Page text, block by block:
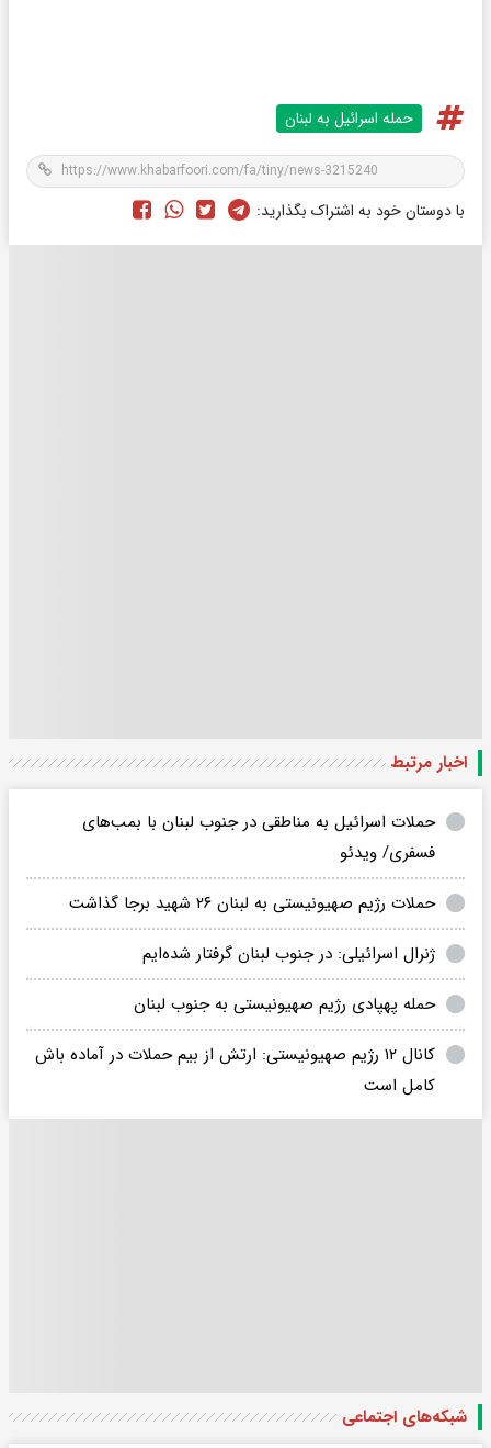
حمله اسرائیل به لبنان
با دوستان خود به اشتراک بگذارید:
اخبار مرتبط
حملات اسرائیل به مناطقی در جنوب لبنان با بمب‌های
فسفری/ ویدئو
حملات رژیم صهیونیستی به لبنان ۲۶ شهید برجا گذاشت
ژنرال اسرائیلی: در جنوب لبنان گرفتار شده‌ایم
حمله پهپادی رژیم صهیونیستی به جنوب لبنان
کانال ۱۲ رژیم صهیونیستی: ارتش از بیم حملات در آماده باش
کامل است
شبکه‌های اجتماعی